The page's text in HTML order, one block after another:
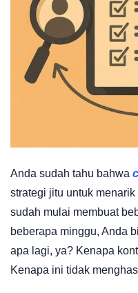
Anda sudah tahu bahwa
strategi jitu untuk
sudah mulai membuat
beberapa minggu, Anda
apa lagi, ya? Kenapa
Kenapa ini tidak